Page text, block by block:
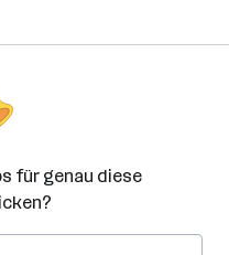
für genau diese